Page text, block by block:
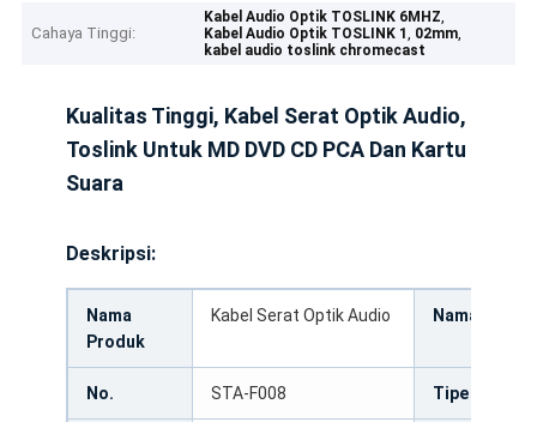
Cahaya Tinggi:
Kabel Audio Optik TOSLINK 6MHZ,
Kabel Audio Optik TOSLINK 1, 02mm,
kabel audio toslink chromecast
Kualitas Tinggi, Kabel Serat Optik Audio,
Toslink Untuk MD DVD CD PCA Dan Kartu
Suara
Deskripsi:
Nama
Produk
Kabel Serat Optik Audio Nama Merek
No. STA-F008 Tipe